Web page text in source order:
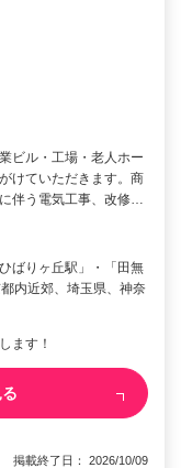
ビル・工場・老人ホー
けていただきます。商
伴う電気工事、改修…
ばりヶ丘駅」・「田無
内近郊、埼玉県、神奈
ます！
掲載終了日： 2026/10/09